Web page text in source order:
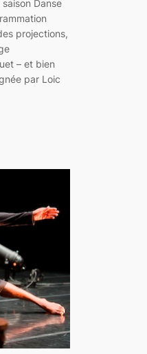
Danse
projections,
– et bien
par Loic